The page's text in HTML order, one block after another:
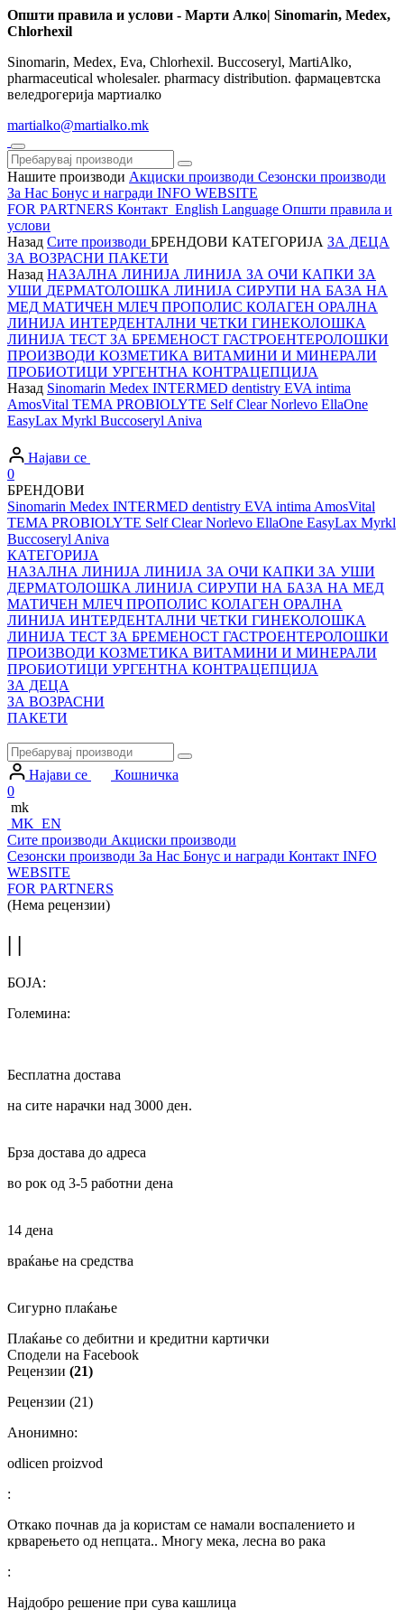
Општи правила и услови - Марти Алко| Sinomarin, Medex,
Chlorhexil
Sinomarin, Medex, Eva, Chlorhexil. Buccoseryl, MartiAlko,
pharmaceutical wholesaler. pharmacy distribution. фармацевтска
веледрогерија мартиалко
martialko@martialko.mk
Нашите производи Акциски производи Сезонски производи
За Нас Бонус и награди INFO WEBSITE
FOR PARTNERS Контакт English Language Општи правила и
услови
Назад Сите производи БРЕНДОВИ КАТЕГОРИЈА ЗА ДЕЦА
ЗА ВОЗРАСНИ ПАКЕТИ
Назад НАЗАЛНА ЛИНИЈА ЛИНИЈА ЗА ОЧИ КАПКИ ЗА
УШИ ДЕРМАТОЛОШКА ЛИНИЈА СИРУПИ НА БАЗА НА
МЕД МАТИЧЕН МЛЕЧ ПРОПОЛИС КОЛАГЕН ОРАЛНА
ЛИНИЈА ИНТЕРДЕНТАЛНИ ЧЕТКИ ГИНЕКОЛОШКА
ЛИНИЈА ТЕСТ ЗА БРЕМЕНОСТ ГАСТРОЕНТЕРОЛОШКИ
ПРОИЗВОДИ КОЗМЕТИКА ВИТАМИНИ И МИНЕРАЛИ
ПРОБИОТИЦИ УРГЕНТНА КОНТРАЦЕПЦИЈА
Назад Sinomarin Medex INTERMED dentistry EVA intima
AmosVital TEMA PROBIOLYTE Self Clear Norlevo EllaOne
EasyLax Myrkl Buccoseryl Aniva
Најави се
0
БРЕНДОВИ
Sinomarin Medex INTERMED dentistry EVA intima AmosVital
TEMA PROBIOLYTE Self Clear Norlevo EllaOne EasyLax Myrkl
Buccoseryl Aniva
КАТЕГОРИЈА
НАЗАЛНА ЛИНИЈА ЛИНИЈА ЗА ОЧИ КАПКИ ЗА УШИ
ДЕРМАТОЛОШКА ЛИНИЈА СИРУПИ НА БАЗА НА МЕД
МАТИЧЕН МЛЕЧ ПРОПОЛИС КОЛАГЕН ОРАЛНА
ЛИНИЈА ИНТЕРДЕНТАЛНИ ЧЕТКИ ГИНЕКОЛОШКА
ЛИНИЈА ТЕСТ ЗА БРЕМЕНОСТ ГАСТРОЕНТЕРОЛОШКИ
ПРОИЗВОДИ КОЗМЕТИКА ВИТАМИНИ И МИНЕРАЛИ
ПРОБИОТИЦИ УРГЕНТНА КОНТРАЦЕПЦИЈА
ЗА ДЕЦА
ЗА ВОЗРАСНИ
ПАКЕТИ
Најави се
Кошничка
0
mk
MK EN
Сите производи Акциски производи
Сезонски производи За Нас Бонус и награди Контакт INFO
WEBSITE
FOR PARTNERS
(Нема рецензии)
БОЈА:
Големина:
Бесплатна достава
на сите нарачки над 3000 ден.
Брза достава до адреса
во рок од 3-5 работни дена
14 дена
враќање на средства
Сигурно плаќање
Плаќање со дебитни и кредитни картички
Сподели на Facebook
Рецензии (21)
Рецензии (21)
Анонимно:
odlicen proizvod
:
Откако почнав да ја користам се намали воспалението и
крварењето од непцата.. Многу мека, лесна во рака
:
Најдобро решение при сува кашлица